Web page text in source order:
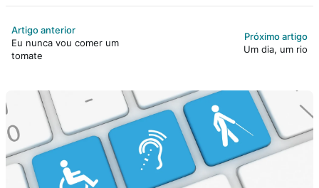
Artigo anterior
Eu nunca vou comer um
tomate
Próximo artigo
Um dia, um rio